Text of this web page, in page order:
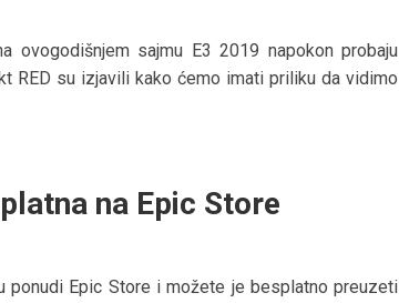
ovogodišnjem sajmu E3 2019 napokon probaju
RED su izjavili kako ćemo imati priliku da vidimo
na Epic Store
ponudi Epic Store i možete je besplatno preuzeti